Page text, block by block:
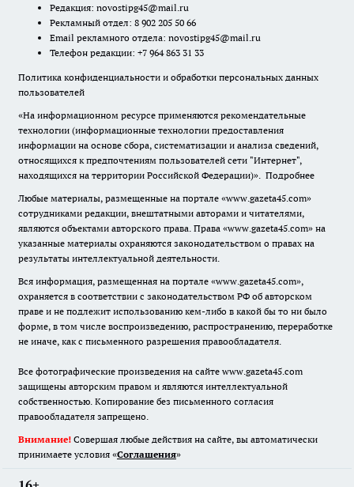
Редакция: novostipg45@mail.ru
Рекламный отдел: 8 902 205 50 66
Email рекламного отдела: novostipg45@mail.ru
Телефон редакции: +7 964 863 31 33
Политика конфиденциальности и обработки персональных данных
пользователей
«На информационном ресурсе применяются рекомендательные
технологии (информационные технологии предоставления
информации на основе сбора, систематизации и анализа сведений,
относящихся к предпочтениям пользователей сети "Интернет",
находящихся на территории Российской Федерации)». Подробнее
Любые материалы, размещенные на портале «www.gazeta45.com»
сотрудниками редакции, внештатными авторами и читателями,
являются объектами авторского права. Права «www.gazeta45.com» на
указанные материалы охраняются законодательством о правах на
результаты интеллектуальной деятельности.
Вся информация, размещенная на портале «www.gazeta45.com»,
охраняется в соответствии с законодательством РФ об авторском
праве и не подлежит использованию кем-либо в какой бы то ни было
форме, в том числе воспроизведению, распространению, переработке
не иначе, как с письменного разрешения правообладателя.
Все фотографические произведения на сайте www.gazeta45.com
защищены авторским правом и являются интеллектуальной
собственностью. Копирование без письменного согласия
правообладателя запрещено.
Внимание! Совершая любые действия на сайте, вы автоматически
принимаете условия «Cоглашения»